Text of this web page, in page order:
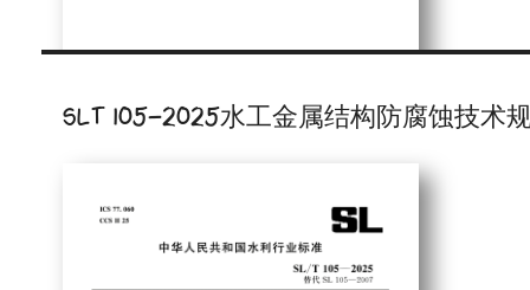
SLT 105-2025水工金属结构防腐蚀技术规